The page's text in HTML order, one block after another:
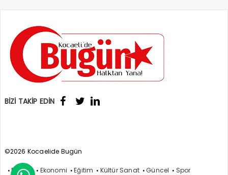
BİZİ TAKİP EDİN
©2026 Kocaelide Bugün
Politika Ekonomi Eğitim Kültür Sanat Güncel Spor